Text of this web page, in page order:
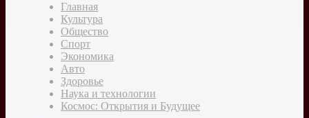
Главная
Культура
Общество
Спорт
Экономика
Авто
Здоровье
Наука и технологии
Космос: Открытия и Будущее